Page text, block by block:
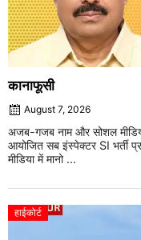
कानाफूसी
August 7, 2026
अजब-गजब नाम और सोशल
आयोजित सब इंस्पेक्टर SI भर्ती
मीडिया में मानो ...
हाईकोर्ट